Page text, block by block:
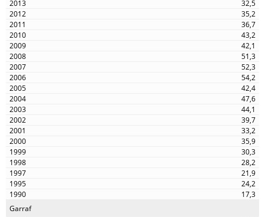
32,5
35,2
36,7
43,2
42,1
51,3
52,3
54,2
42,4
47,6
44,1
39,7
33,2
35,9
30,3
28,2
21,9
24,2
17,3
Garraf